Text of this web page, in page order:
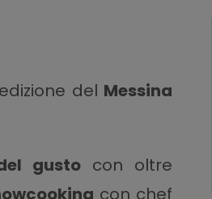
del Messina
gusto con oltre
con chef